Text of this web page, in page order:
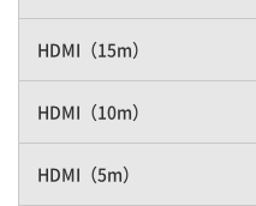
HDMI（15m）
HDMI（10m）
HDMI（5m）